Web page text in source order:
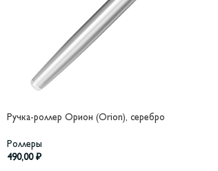
Ручка-роллер Орион (Orion), серебро
Роллеры
490,00 ₽